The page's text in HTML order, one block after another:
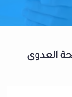
العدوى